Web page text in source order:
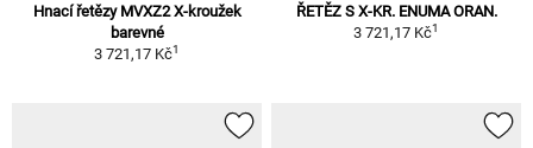
Hnací řetězy MVXZ2 X-kroužek
barevné
3 721,17 Kč1
ŘETĚZ S X-KR. ENUMA ORAN.
3 721,17 Kč1